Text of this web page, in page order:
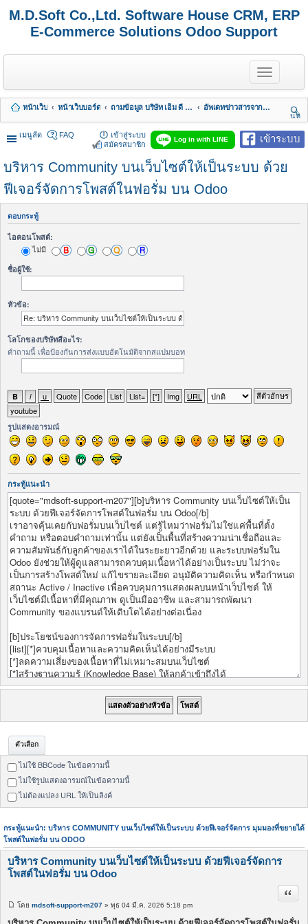
M.D.Soft Co.,Ltd. Software House CRM, ERP
E-Commerce Solutions Odoo Support
T
o
g
l
e
n
a
i
g
i
n
หน้าเว็บ หน้าเว็บบอร์ด ถามข้อมูล บริษัท เอ็ม ดี ซอฟต์ จำกัด
อัพเดทข่าวสารจากทางบริษัท
นห
า
เมนูลัด
เข้าระบบ
Log in with LINE
FAQ
เข้าสู่ระบบ
สมัครสมาชิก
บริหาร Community บนเว็บไซต์ให้เป็นระบบ ด้วย
ฟีเจอร์จัดการโพสต์ในฟอรั่ม บน Odoo
ตอบกระทู้
ไอคอนโพสต์:
ไม่มี
ชื่อผู้ใช้:
หัวข้อ:
โลโกของบริษัทสีอะไร:
คำถามนี้ เพื่อป้องกันการส่งแบบอัตโนมัติจากสแปมบอท
รูปแสดงอารมณ์
กระทู้แนะนำ
ตัวเลือก
ไม่ใช้ BBCode ในข้อความนี้
ไม่ใช้รูปแสดงอารมณ์ในข้อความนี้
ไม่ต้องแปลง URL ให้เป็นลิงค์
มุมมองที่ขยายได้
กระทู้แนะนำ: บริหาร COMMUNITY บนเว็บไซต์ให้เป็นระบบ ด้วยฟีเจอร์จัดการ
โพสต์ในฟอรั่ม บน ODOO
บริหาร Community บนเว็บไซต์ให้เป็นระบบ ด้วยฟีเจอร์จัดการ
โพสต์ในฟอรั่ม บน Odoo
อ้างค
พ
โดย mdsoft-support-m207 » พุธ 04 มี.ค. 2026 5:18 pm